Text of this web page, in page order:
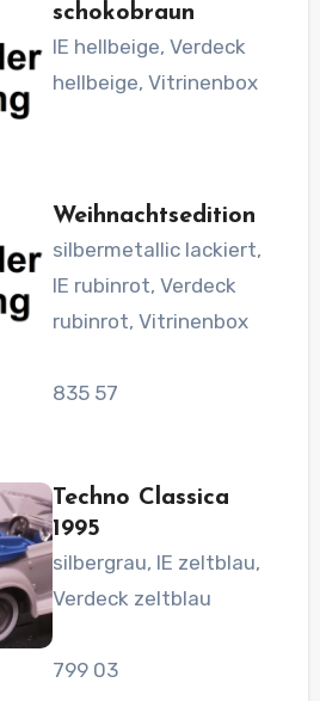
schokobraun
IE hellbeige, Verdeck
hellbeige, Vitrinenbox
Weihnachtsedition
silbermetallic lackiert,
IE rubinrot, Verdeck
rubinrot, Vitrinenbox
835 57
Techno Classica
1995
silbergrau, IE zeltblau,
Verdeck zeltblau
799 03